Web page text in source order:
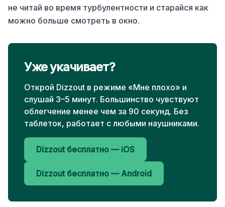
не читай во время турбулентности и старайся как
можно больше смотреть в окно.
Уже укачивает?
Открой Dizzout в режиме «Мне плохо» и
слушай 3–5 минут. Большинство чувствуют
облегчение менее чем за 90 секунд. Без
таблеток, работает с любыми наушниками.
Dizzout бесплатно — iOS
Dizzout бесплатно — Android